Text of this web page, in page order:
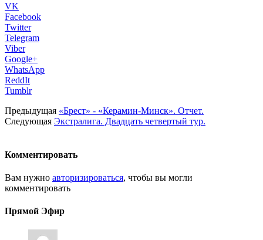
VK
Facebook
Twitter
Telegram
Viber
Google+
WhatsApp
ReddIt
Tumblr
Предыдущая «Брест» - «Керамин-Минск». Отчет.
Следующая Экстралига. Двадцать четвертый тур.
Комментировать
Вам нужно авторизироваться, чтобы вы могли
комментировать
Прямой Эфир